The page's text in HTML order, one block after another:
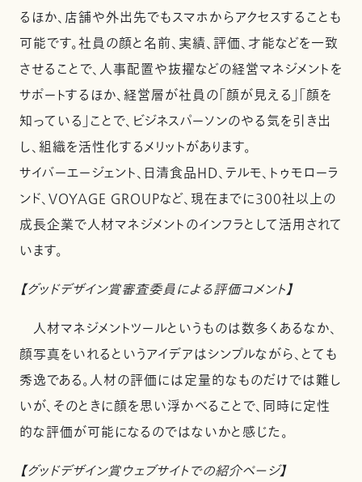
るほか、店舗や外出先でもスマホからアクセスすることも
可能です。社員の顔と名前、実績、評価、才能などを一致
させることで、人事配置や抜擢などの経営マネジメントを
サポートするほか、経営層が社員の「顔が見える」「顔を
知っている」ことで、ビジネスパーソンのやる気を引き出
し、組織を活性化するメリットがあります。
サイバーエージェント、日清食品HD、テルモ、トゥモローラ
ンド、VOYAGE GROUPなど、現在までに300社以上の
成長企業で人材マネジメントのインフラとして活用されて
います。
【グッドデザイン賞審査委員による評価コメント】
人材マネジメントツールというものは数多くあるなか、
顔写真をいれるというアイデアはシンプルながら、とても
秀逸である。人材の評価には定量的なものだけでは難し
いが、そのときに顔を思い浮かべることで、同時に定性
的な評価が可能になるのではないかと感じた。
【グッドデザイン賞ウェブサイトでの紹介ページ】